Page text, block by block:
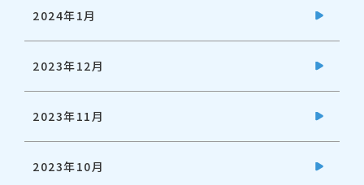
2024年1月
2023年12月
2023年11月
2023年10月